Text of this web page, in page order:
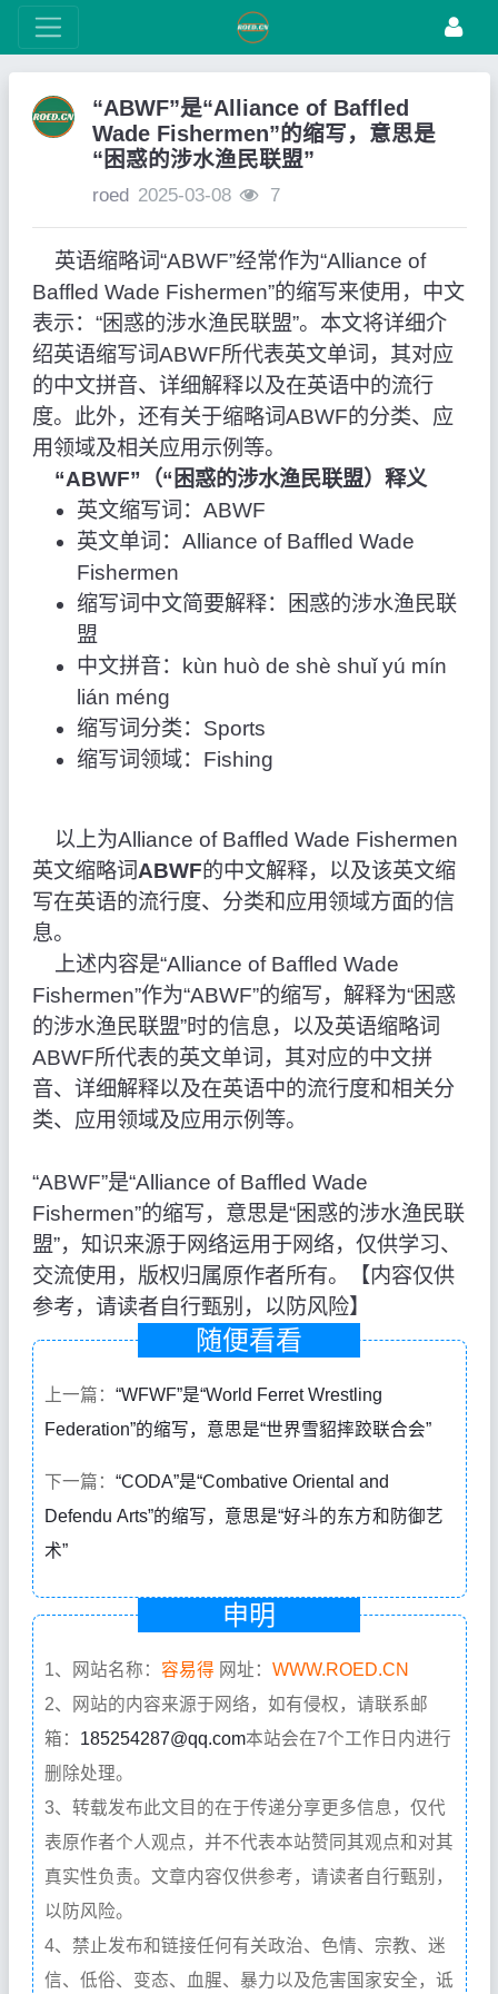
“ABWF”是“Alliance of Baffled
Wade Fishermen”的缩写，意思是
“困惑的涉水渔民联盟”
roed 2025-03-08 7
英语缩略词“ABWF”经常作为“Alliance of
Baffled Wade Fishermen”的缩写来使用，中文
表示：“困惑的涉水渔民联盟”。本文将详细介
绍英语缩写词ABWF所代表英文单词，其对应
的中文拼音、详细解释以及在英语中的流行
度。此外，还有关于缩略词ABWF的分类、应
用领域及相关应用示例等。
“ABWF”（“困惑的涉水渔民联盟）释义
英文缩写词：ABWF
英文单词：Alliance of Baffled Wade
Fishermen
缩写词中文简要解释：困惑的涉水渔民联
盟
中文拼音：kùn huò de shè shuǐ yú mín
lián méng
缩写词分类：Sports
缩写词领域：Fishing
以上为Alliance of Baffled Wade Fishermen
英文缩略词 ABWF的中文解释，以及该英文缩
写在英语的流行度、分类和应用领域方面的信
息。
上述内容是“Alliance of Baffled Wade
Fishermen”作为“ABWF”的缩写，解释为“困惑
的涉水渔民联盟”时的信息，以及英语缩略词
ABWF所代表的英文单词，其对应的中文拼
音、详细解释以及在英语中的流行度和相关分
类、应用领域及应用示例等。
“ABWF”是“Alliance of Baffled Wade
Fishermen”的缩写，意思是“困惑的涉水渔民联
盟”，知识来源于网络运用于网络，仅供学习、
交流使用，版权归属原作者所有。【内容仅供
参考，请读者自行甄别，以防风险】
随便看看
上一篇： “WFWF”是“World Ferret Wrestling
Federation”的缩写，意思是“世界雪貂摔跤联合会”
下一篇： “CODA”是“Combative Oriental and
Defendu Arts”的缩写，意思是“好斗的东方和防御艺
术”
申明
1、网站名称： 容易得 网址： WWW.ROED.CN
2、网站的内容来源于网络，如有侵权，请联系邮
箱： 185254287@qq.com本站会在7个工作日内进行
删除处理。
3、转载发布此文目的在于传递分享更多信息，仅代
表原作者个人观点，并不代表本站赞同其观点和对其
真实性负责。文章内容仅供参考，请读者自行甄别，
以防风险。
4、禁止发布和链接任何有关政治、色情、宗教、迷
信、低俗、变态、血腥、暴力以及危害国家安全，诋